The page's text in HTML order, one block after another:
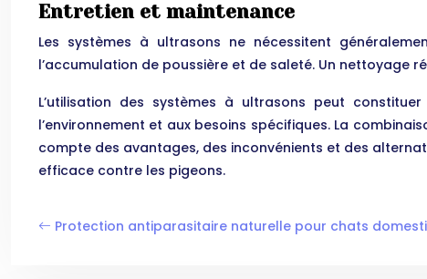
Entretien et maintenance
Les systèmes à ultrasons ne nécessitent
l’accumulation de poussière et de saleté. Un nettoyage
L’utilisation des systèmes à ultrasons peut
l’environnement et aux besoins spécifiques. La
compte des avantages, des inconvénients et des
efficace contre les pigeons.
Protection antiparasitaire naturelle pour chats